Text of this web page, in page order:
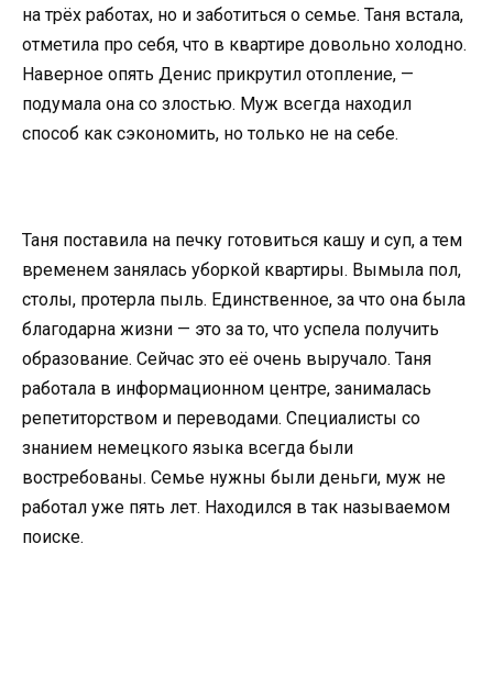
на трёх работах, но и заботиться о семье. Таня встала,
отметила про себя, что в квартире довольно холодно.
Наверное опять Денис прикрутил отопление, —
подумала она со злостью. Муж всегда находил
способ как сэкономить, но только не на себе.
Таня поставила на печку готовиться кашу и суп, а тем
временем занялась уборкой квартиры. Вымыла пол,
столы, протерла пыль. Единственное, за что она была
благодарна жизни — это за то, что успела получить
образование. Сейчас это её очень выручало. Таня
работала в информационном центре, занималась
репетиторством и переводами. Специалисты со
знанием немецкого языка всегда были
востребованы. Семье нужны были деньги, муж не
работал уже пять лет. Находился в так называемом
поиске.